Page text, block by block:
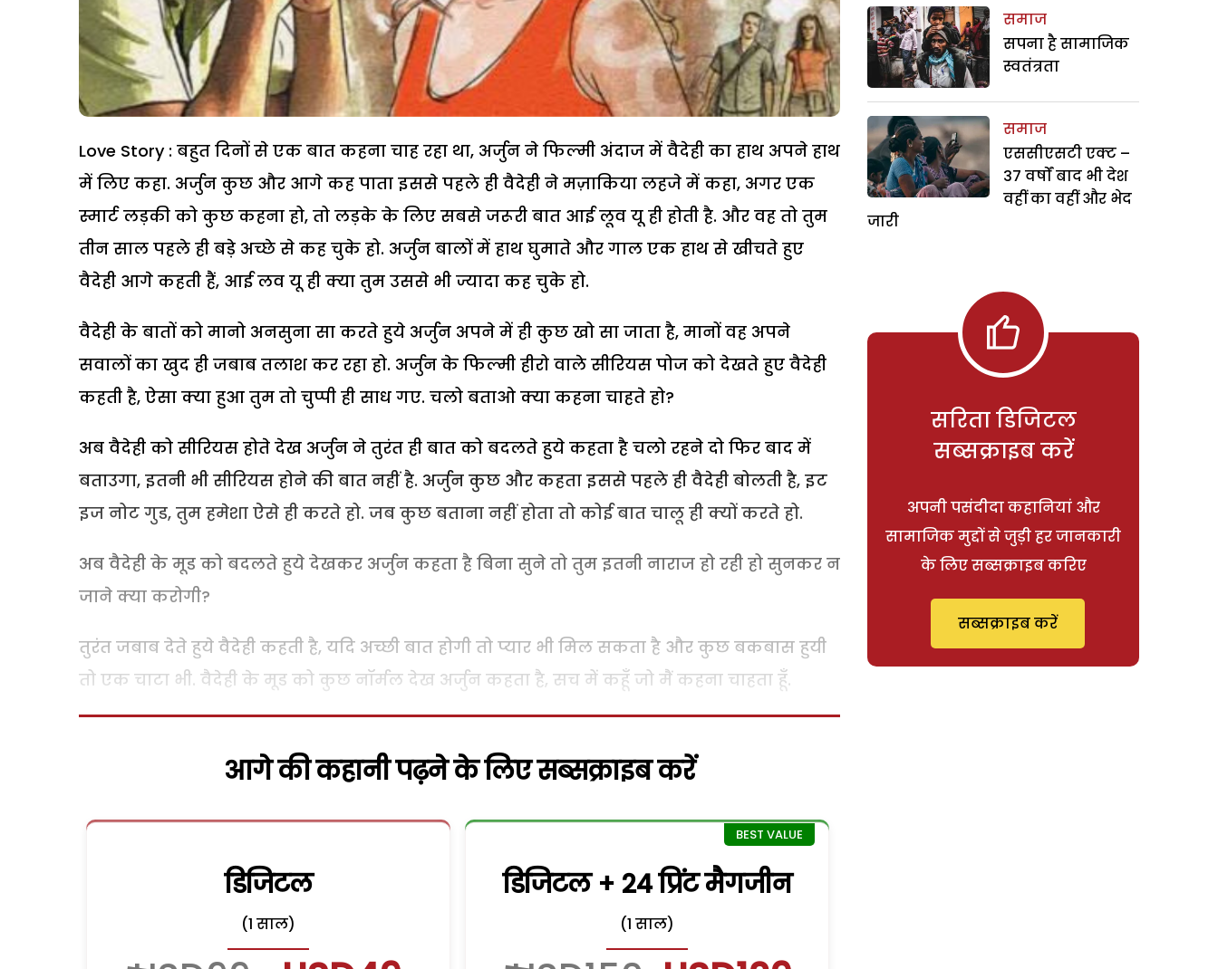
Love Story : बहुत दिनों से एक बात कहना चाह रहा था, अर्जुन ने फिल्मी अंदाज में वैदेही का हाथ अपने हाथ
में लिए कहा. अर्जुन कुछ और आगे कह पाता इससे पहले ही वैदेही ने मज़ाकिया लहजे में कहा, अगर एक
स्मार्ट लड़की को कुछ कहना हो, तो लड़के के लिए सबसे जरूरी बात आई लूव यू ही होती है. और वह तो तुम
तीन साल पहले ही बड़े अच्छे से कह चुके हो. अर्जुन बालों में हाथ घुमाते और गाल एक हाथ से खीचते हुए
वैदेही आगे कहती हैं, आई लव यू ही क्या तुम उससे भी ज्यादा कह चुके हो.
वैदेही के बातों को मानो अनसुना सा करते हुये अर्जुन अपने में ही कुछ खो सा जाता है, मानों वह अपने
सवालों का खुद ही जबाब तलाश कर रहा हो. अर्जुन के फिल्मी हीरो वाले सीरियस पोज को देखते हुए वैदेही
कहती है, ऐसा क्या हुआ तुम तो चुप्पी ही साध गए. चलो बताओ क्या कहना चाहते हो?
अब वैदेही को सीरियस होते देख अर्जुन ने तुरंत ही बात को बदलते हुये कहता है चलो रहने दो फिर बाद में
बताउगा, इतनी भी सीरियस होने की बात नहीं है. अर्जुन कुछ और कहता इससे पहले ही वैदेही बोलती है, इट
इज नोट गुड, तुम हमेशा ऐसे ही करते हो. जब कुछ बताना नहीं होता तो कोई बात चालू ही क्यों करते हो.
अब वैदेही के मूड को बदलते हुये देखकर अर्जुन कहता है बिना सुने तो तुम इतनी नाराज हो रही हो सुनकर न
जाने क्या करोगी?
तुरंत जबाब देते हुये वैदेही कहती है, यदि अच्छी बात होगी तो प्यार भी मिल सकता है और कुछ बकबास हुयी
तो एक चाटा भी. वैदेही के मूड को कुछ नॉर्मल देख अर्जुन कहता है, सच में कहूँ जो मैं कहना चाहता हूँ.
आगे की कहानी पढ़ने के लिए सब्सक्राइब करें
डिजिटल
(1 साल)
डिजिटल + 24 प्रिंट मैगजीन
(1 साल)
समाज
सपना है सामाजिक
स्वतंत्रता
समाज
एससीएसटी एक्ट –
37 वर्षों बाद भी देश
वहीं का वहीं और भेद
जारी
सरिता डिजिटल
सब्सक्राइब करें
अपनी पसंदीदा कहानियां और
सामाजिक मुद्दों से जुड़ी हर जानकारी
के लिए सब्सक्राइब करिए
सब्सक्राइब करें